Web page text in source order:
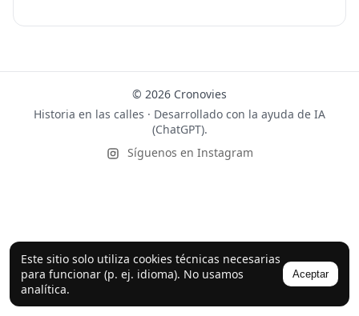
Este sitio solo utiliza cookies técnicas necesarias
para funcionar (p. ej. idioma). No usamos
analítica.
Aceptar
© 2026 Cronovies
Historia en las calles · Desarrollado con la ayuda de IA
(ChatGPT).
Síguenos en Instagram